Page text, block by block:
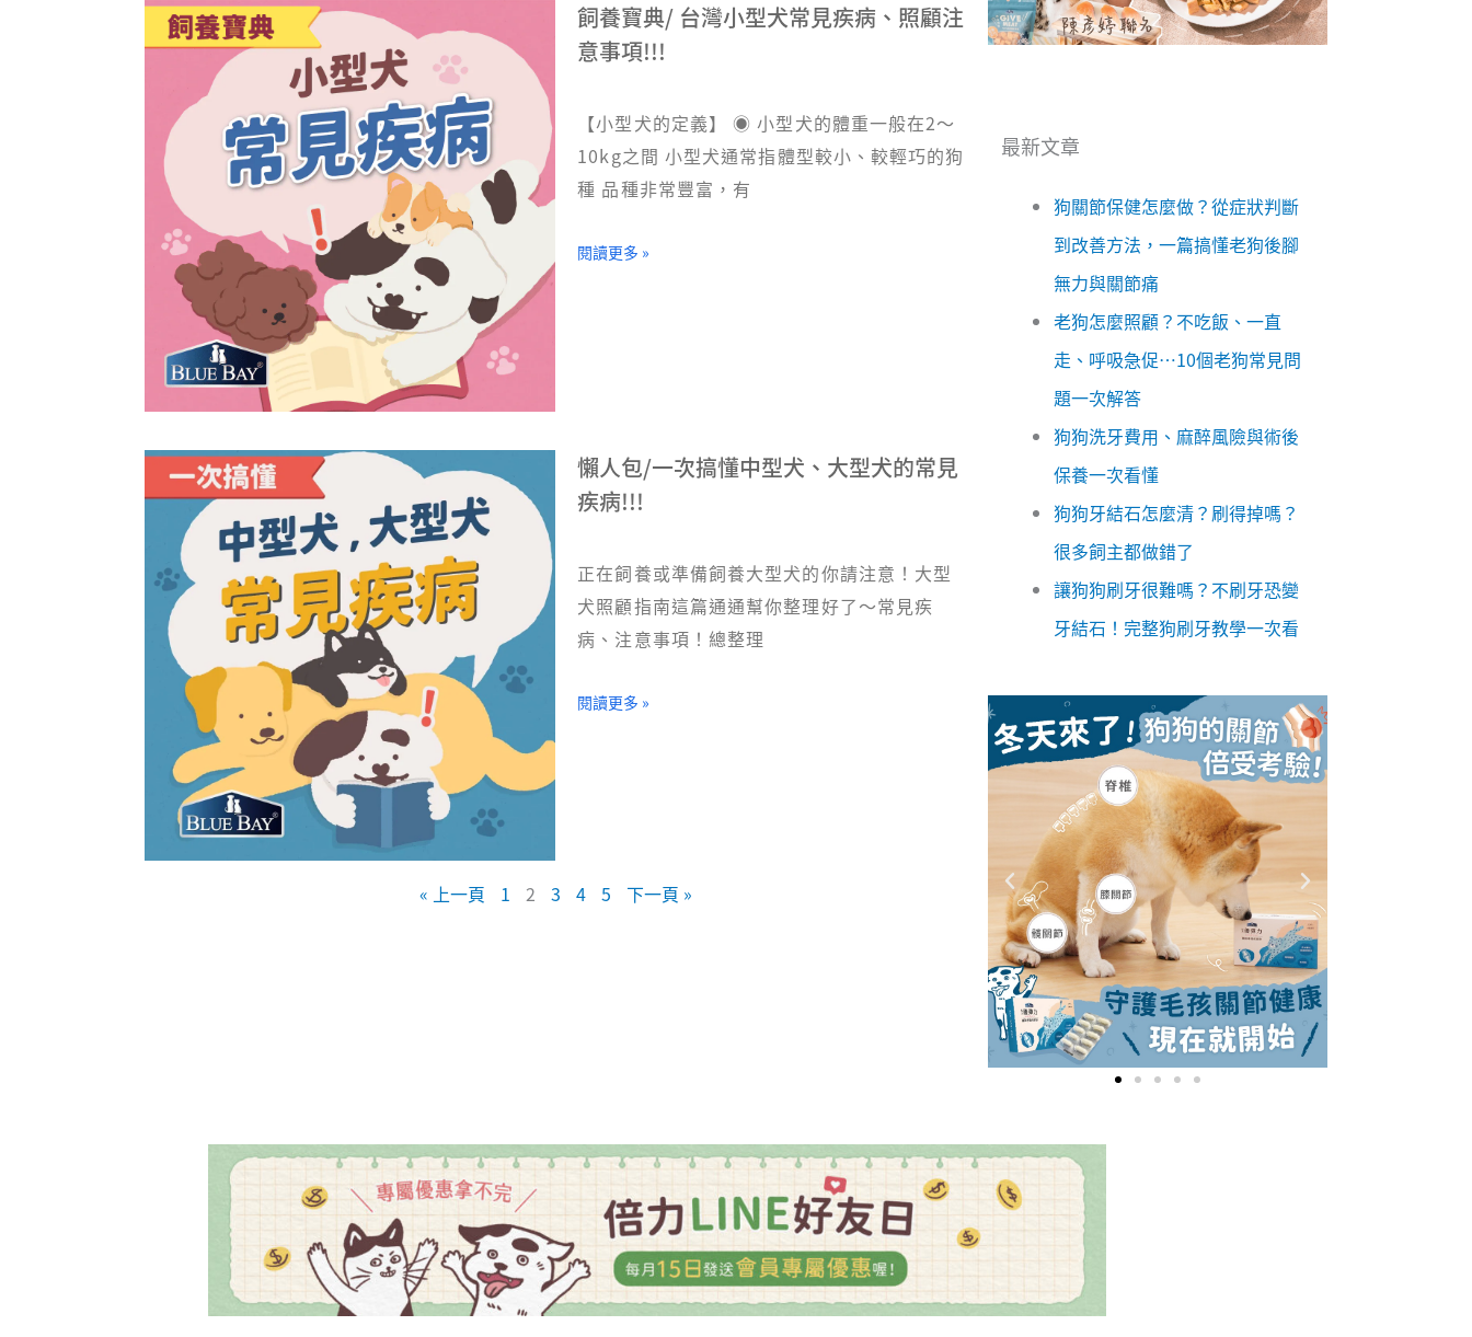
飼養寶典/ 台灣小型犬常見疾病、照顧注
意事項!!!
【小型犬的定義】 ◉ 小型犬的體重一般在2～
10kg之間 小型犬通常指體型較小、較輕巧的狗
種 品種非常豐富，有
閱讀更多 »
懶人包/一次搞懂中型犬、大型犬的常見
疾病!!!
正在飼養或準備飼養大型犬的你請注意！大型
犬照顧指南這篇通通幫你整理好了～常見疾
病、注意事項！總整理
閱讀更多 »
« 上一頁 1 2 3 4 5 下一頁 »
最新文章
狗關節保健怎麼做？從症狀判斷
到改善方法，一篇搞懂老狗後腳
無力與關節痛
老狗怎麼照顧？不吃飯、一直
走、呼吸急促…10個老狗常見問
題一次解答
狗狗洗牙費用、麻醉風險與術後
保養一次看懂
狗狗牙結石怎麼清？刷得掉嗎？
很多飼主都做錯了
讓狗狗刷牙很難嗎？不刷牙恐變
牙結石！完整狗刷牙教學一次看